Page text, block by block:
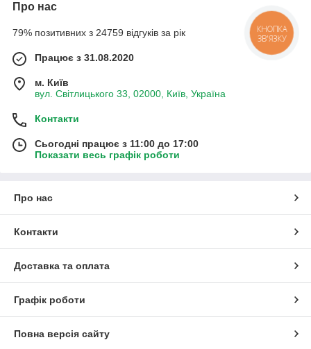
Про нас
79% позитивних з 24759 відгуків за рік
Працює з 31.08.2020
м. Київ
вул. Світлицького 33, 02000, Київ, Україна
Контакти
Сьогодні працює з 11:00 до 17:00
Показати весь графік роботи
Про нас
Контакти
Доставка та оплата
Графік роботи
Повна версія сайту
КНОПКА
ЗВ'ЯЗКУ